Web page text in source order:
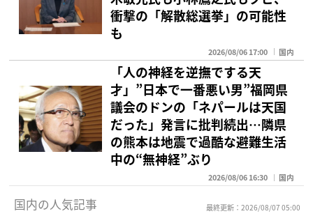
衝撃の「解散総選挙」の可能性
も
2026/08/06 17:00 国内
「人の神経を逆撫でする天
才」”日本で一番悪い男”福岡県
議会のドンの「ネパールは天国
だった」発言に批判続出…隣県
の熊本は地震で過酷な避難生活
中の“無神経”ぶり
2026/08/06 16:30 国内
国内の人気記事 最終更新：2026/08/07 05:00